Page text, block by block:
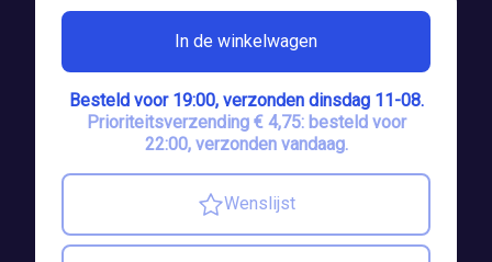
In de winkelwagen
Besteld voor 19:00, verzonden dinsdag 11-08.
Prioriteitsverzending € 4,75: besteld voor
22:00, verzonden vandaag.
Wenslijst